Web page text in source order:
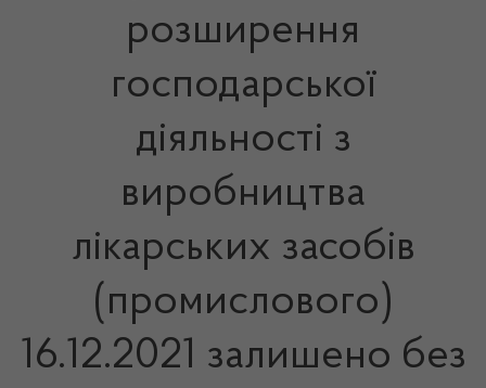
розширення
господарської
діяльності з
виробництва
лікарських засобів
(промислового)
16.12.2021 залишено без